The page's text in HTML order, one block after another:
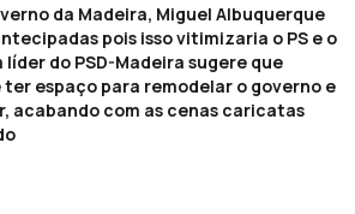
da Madeira, Miguel Albuquerque
pois isso vitimizaria o PS e o
líder do PSD-Madeira sugere que
espaço para remodelar o governo e
acabando com as cenas caricatas